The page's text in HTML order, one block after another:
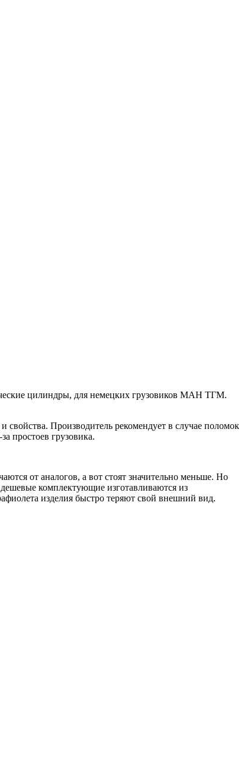
цилиндры, для немецких грузовиков МАН ТГМ.
свойства. Производитель рекомендует в случае поломок
простоев грузовика.
от аналогов, а вот стоят значительно меньше. Но
комплектующие изготавливаются из
изделия быстро теряют свой внешний вид.